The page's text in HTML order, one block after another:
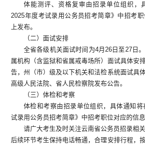
体能测评、资格复审由招录单位组织，
2025年度考试录用公务员招考简章》中招考
上发布。
（二）面试安排
全省各级机关面试时间为4月26日至27日
属机构（含监狱和省属戒毒场所）面试具体安
告，州（市）级及以下机关和法检系统面试具
高级人民法院、省人民检察院发布公告。
（三）体检和考察
体检和考察由招录单位组织，具体通知将
试录用公务员招考简章》中招考职位对应的信
请广大考生及时关注云南省公务员招录相
后续环节考生保持电话畅通，合理安排行程，